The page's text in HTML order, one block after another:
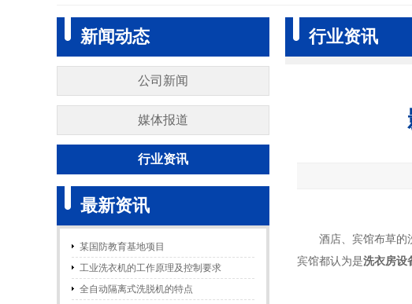
新闻动态
公司新闻
媒体报道
行业资讯
最新资讯
某国防教育基地项目
工业洗衣机的工作原理及控制要求
全自动隔离式洗脱机的特点
行业资讯
酒店、宾馆布草的
宾馆都认为是洗衣房设